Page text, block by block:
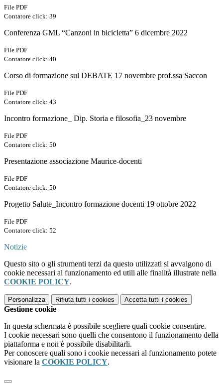
File PDF
Contatore click: 39
Conferenza GML “Canzoni in bicicletta” 6 dicembre 2022
File PDF
Contatore click: 40
Corso di formazione sul DEBATE 17 novembre prof.ssa Saccon
File PDF
Contatore click: 43
Incontro formazione_ Dip. Storia e filosofia_23 novembre
File PDF
Contatore click: 50
Presentazione associazione Maurice-docenti
File PDF
Contatore click: 50
Progetto Salute_Incontro formazione docenti 19 ottobre 2022
File PDF
Contatore click: 52
Notizie
Questo sito o gli strumenti terzi da questo utilizzati si avvalgono di
cookie necessari al funzionamento ed utili alle finalità illustrate nella
COOKIE POLICY.
Personalizza Rifiuta tutti i cookies Accetta tutti i cookies
Gestione cookie
In questa schermata è possibile scegliere quali cookie consentire.
I cookie necessari sono quelli che consentono il funzionamento della
piattaforma e non è possibile disabilitarli.
Per conoscere quali sono i cookie necessari al funzionamento potete
visionare la COOKIE POLICY.